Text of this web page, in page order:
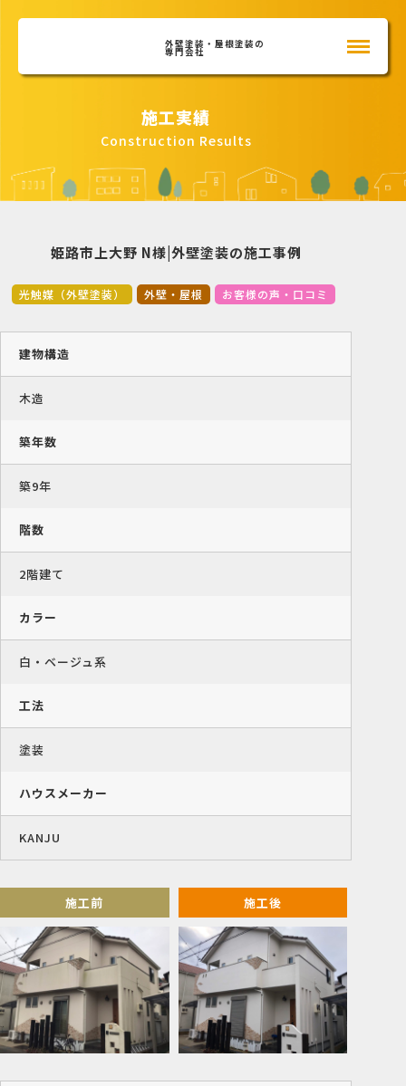
外壁塗装・屋根塗装の
専門会社
施工実績
Construction Results
姫路市上大野 N様|外壁塗装の施工事例
光触媒（外壁塗装） 外壁・屋根 お客様の声・口コミ
建物構造
木造
築年数
築9年
階数
2階建て
カラー
白・ベージュ系
工法
塗装
ハウスメーカー
KANJU
施工前 施工後